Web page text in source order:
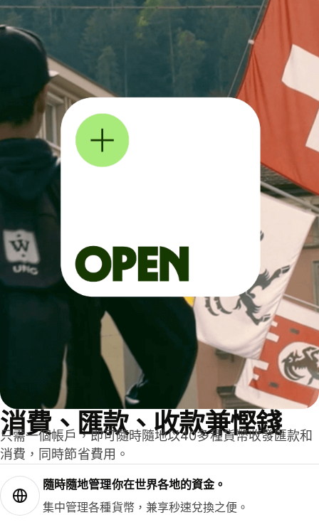
消費、匯款、收款兼慳錢
只需一個帳戶，即可隨時隨地以40多種貨幣收發匯款和
消費，同時節省費用。
隨時隨地管理你在世界各地的資金。
集中管理各種貨幣，兼享秒速兌換之便。